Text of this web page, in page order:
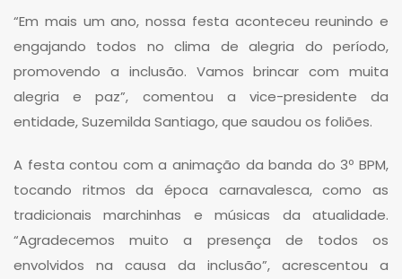
“Em mais um ano, nossa festa aconteceu reunindo e
engajando todos no clima de alegria do período,
promovendo a inclusão. Vamos brincar com muita
alegria e paz”, comentou a vice-presidente da
entidade, Suzemilda Santiago, que saudou os foliões.
A festa contou com a animação da banda do 3º BPM,
tocando ritmos da época carnavalesca, como as
tradicionais marchinhas e músicas da atualidade.
“Agradecemos muito a presença de todos os
envolvidos na causa da inclusão”, acrescentou a